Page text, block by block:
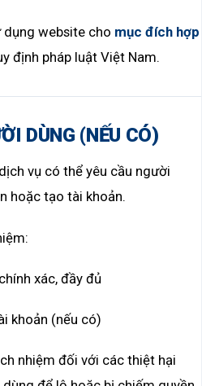
website cho mục đích hợp
định pháp luật Việt Nam.
DÙNG (NẾU CÓ)
vụ có thể yêu cầu người
hoặc tạo tài khoản.
xác, đầy đủ
khoản (nếu có)
nhiệm đối với các thiệt hại